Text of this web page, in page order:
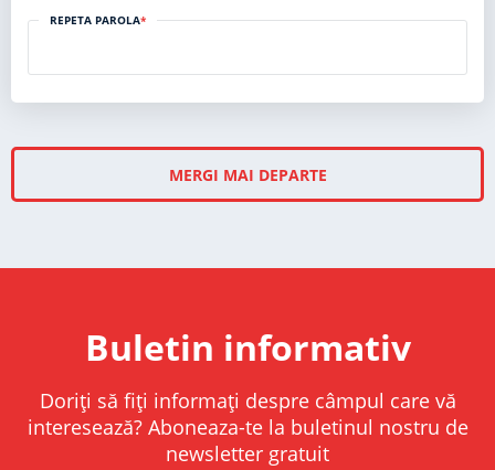
REPETA PAROLA*
MERGI MAI DEPARTE
Buletin informativ
Doriți să fiți informați despre câmpul care vă
interesează? Aboneaza-te la buletinul nostru de
newsletter gratuit